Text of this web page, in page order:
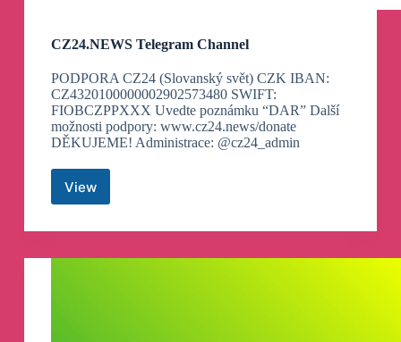
CZ24.NEWS Telegram Channel
PODPORA CZ24 (Slovanský svět) CZK IBAN:
CZ4320100000002902573480 SWIFT:
FIOBCZPPXXX Uvedte poznámku “DAR” Další
možnosti podpory: www.cz24.news/donate
DĚKUJEME! Administrace: @cz24_admin
ViewCZ24.NEWS
Channel